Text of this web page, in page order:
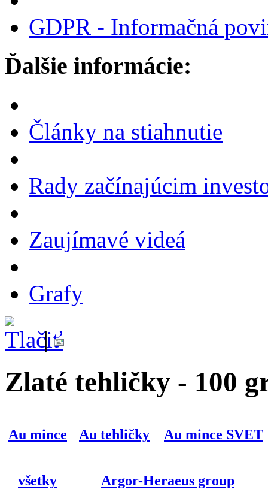
GDPR - Informačná
Ďalšie informácie:
Články na stiahnutie
Rady začínajúcim
Zaujímavé videá
Grafy
|
Zlaté tehličky - 100
Au mince Au tehličky Au mince SVET
všetky Argor-Heraeus group